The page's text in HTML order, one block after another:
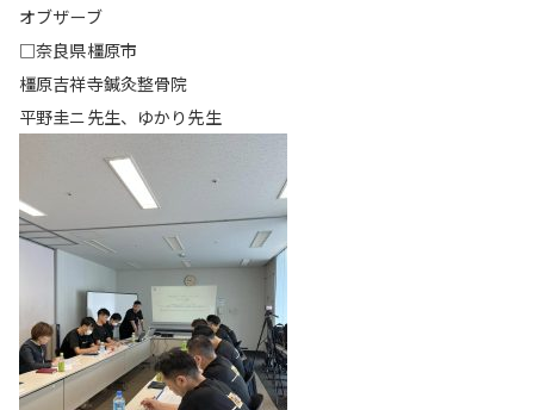
オブザーブ
□奈良県橿原市
橿原吉祥寺鍼灸整骨院
平野圭ニ先生、ゆかり先生